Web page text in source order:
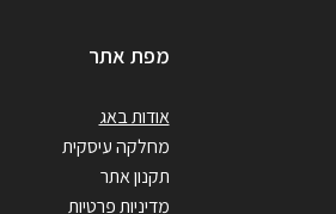
מפת אתר
אודות באג
מחלקה עיסקית
תקנון אתר
מדיניות פרטיות